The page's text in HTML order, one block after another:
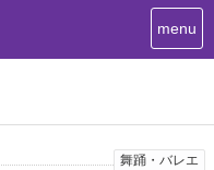
T
o
n
menu
舞踊・バレエ